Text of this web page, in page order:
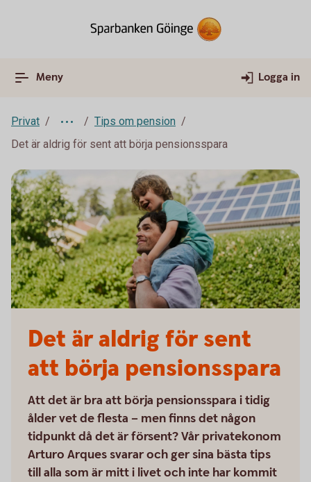
Meny Logga in
Privat
Tips om pension
Det är aldrig för sent att börja pensionsspara
Det är aldrig för sent
att börja pensionsspara
Att det är bra att börja pensionsspara i tidig
ålder vet de flesta – men finns det någon
tidpunkt då det är försent? Vår privatekonom
Arturo Arques svarar och ger sina bästa tips
till alla som är mitt i livet och inte har kommit